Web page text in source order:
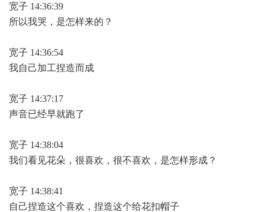
宽子 14:36:39
所以我哭，是怎样来的？
宽子 14:36:54
我自己加工捏造而成
宽子 14:37:17
声音已经早就跑了
宽子 14:38:04
我们看见花朵，很喜欢，很不喜欢，是怎样形成？
宽子 14:38:41
自己捏造这个喜欢，捏造这个给花扣帽子